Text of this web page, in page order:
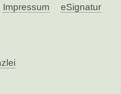
Impressum eSignatur